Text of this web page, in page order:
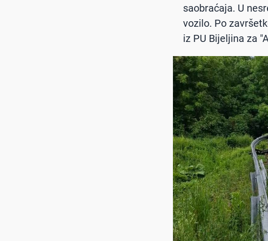
saobraćaja. U
vozilo. Po
iz PU Bijeljina za